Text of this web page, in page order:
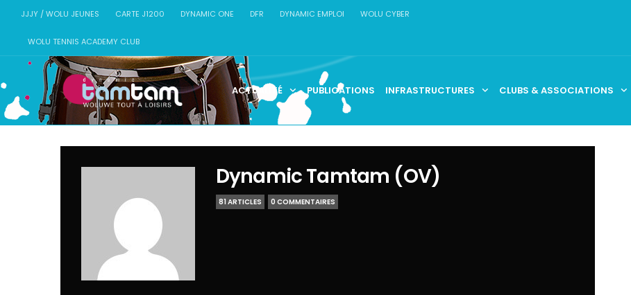
JJJY / WOLU JEUNES CARTE J1200 DYNAMIC ONE DFR DYNAMIC EMPLOI WOLU CYBER
WOLU TENNIS ACADEMY CLUB
ACTUALITÉ PUBLICATIONS INFRASTRUCTURES CLUBS & ASSOCIATIONS
Dynamic Tamtam (OV)
81 ARTICLES 0 COMMENTAIRES